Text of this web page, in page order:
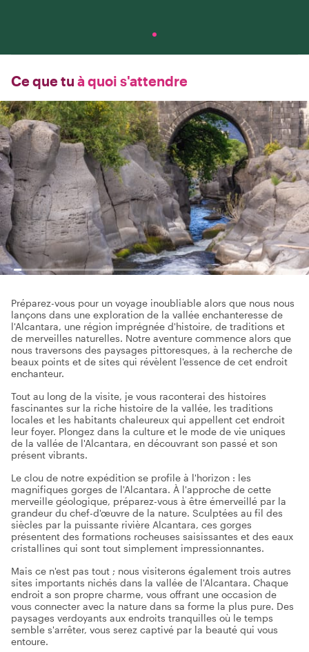
Ce que tu à quoi s'attendre
Préparez-vous pour un voyage inoubliable alors que nous nous
lançons dans une exploration de la vallée enchanteresse de
l'Alcantara, une région imprégnée d'histoire, de traditions et
de merveilles naturelles. Notre aventure commence alors que
nous traversons des paysages pittoresques, à la recherche de
beaux points et de sites qui révèlent l'essence de cet endroit
enchanteur.
Tout au long de la visite, je vous raconterai des histoires
fascinantes sur la riche histoire de la vallée, les traditions
locales et les habitants chaleureux qui appellent cet endroit
leur foyer. Plongez dans la culture et le mode de vie uniques
de la vallée de l'Alcantara, en découvrant son passé et son
présent vibrants.
Le clou de notre expédition se profile à l'horizon : les
magnifiques gorges de l'Alcantara. À l'approche de cette
merveille géologique, préparez-vous à être émerveillé par la
grandeur du chef-d'œuvre de la nature. Sculptées au fil des
siècles par la puissante rivière Alcantara, ces gorges
présentent des formations rocheuses saisissantes et des eaux
cristallines qui sont tout simplement impressionnantes.
Mais ce n'est pas tout ; nous visiterons également trois autres
sites importants nichés dans la vallée de l'Alcantara. Chaque
endroit a son propre charme, vous offrant une occasion de
vous connecter avec la nature dans sa forme la plus pure. Des
paysages verdoyants aux endroits tranquilles où le temps
semble s'arrêter, vous serez captivé par la beauté qui vous
entoure.